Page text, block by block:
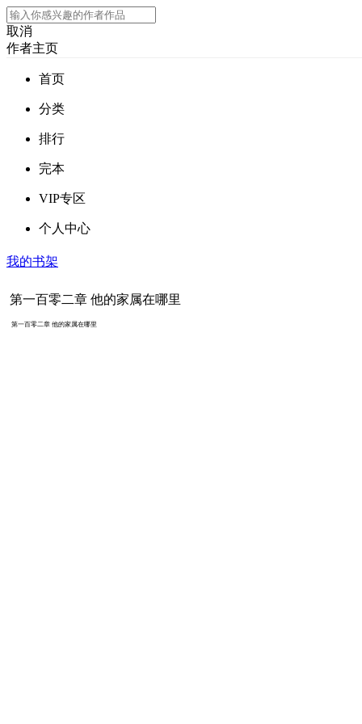
取消
作者主页
首页
分类
排行
完本
VIP专区
个人中心
我的书架
第一百零二章 他的家属在哪里
第一百零二章 他的家属在哪里